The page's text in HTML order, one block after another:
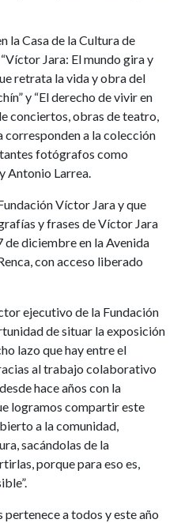
la Casa de la Cultura de
Jara: El mundo gira y
retrata la vida y obra del
y “El derecho de vivir en
conciertos, obras de teatro,
corresponden a la colección
fotógrafos como
Antonio Larrea.
Víctor Jara y que
y frases de Víctor Jara
de diciembre en la Avenida
con acceso liberado
ejecutivo de la Fundación
de situar la exposición
lazo que hay entre el
al trabajo colaborativo
hace años con la
logramos compartir este
a la comunidad,
sacándolas de la
porque para eso es,
pertenece a todos y este año